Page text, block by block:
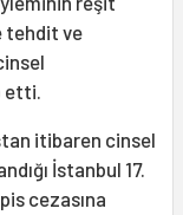
tehdit ve
etti.
itibaren cinsel
İstanbul 17.
cezasına